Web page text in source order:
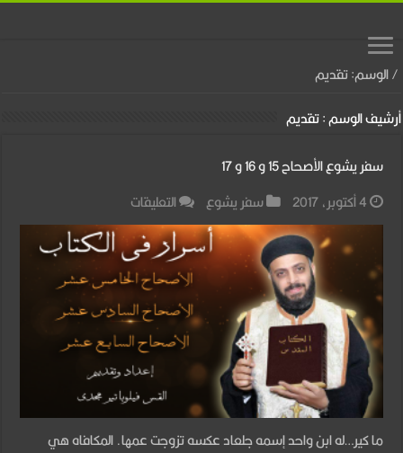
/الوسم:تقديم
أرشيف الوسم :تقديم
سفر يشوع الأصحاح 15 و 16 و 17
4 أكتوبر، 2017
سفر يشوع التعليقات
سفر
يشوع
الأصحاح
15
و
16
و
17
مغلقة
ما كير…له ابن واحد إسمه جلعاد عكسه تزوجت عمها. المكافاه هي